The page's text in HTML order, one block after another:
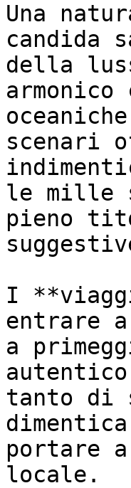
Una
candida
della
scenari
le mille
pieno
I
entrare
a
tanto di
portare
locale.